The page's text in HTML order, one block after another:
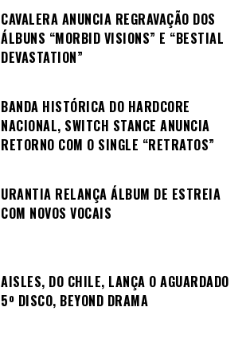
CAVALERA ANUNCIA REGRAVAÇÃO DOS
ÁLBUNS “MORBID VISIONS” E “BESTIAL
DEVASTATION”
BANDA HISTÓRICA DO HARDCORE
NACIONAL, SWITCH STANCE ANUNCIA
RETORNO COM O SINGLE “RETRATOS”
URANTIA RELANÇA ÁLBUM DE ESTREIA
COM NOVOS VOCAIS
AISLES, DO CHILE, LANÇA O AGUARDADO
5º DISCO, BEYOND DRAMA